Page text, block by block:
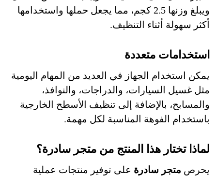
ويبلغ وزنها 2.5 كجم، مما يجعل حملها واستخدامها
أكثر سهولة أثناء التنظيف.
استخدامات متعددة
يمكن استخدام الجهاز في العديد من المهام اليومية
مثل غسيل السيارات، والدراجات، والنوافذ،
والمسابح، بالإضافة إلى تنظيف الأسطح الخارجية
باستخدام الفوهة المناسبة لكل مهمة.
لماذا تختار هذا المنتج من متجر سادرة؟
يحرص متجر سادرة على توفير منتجات عملية